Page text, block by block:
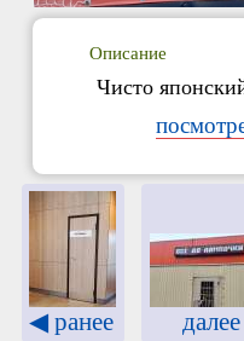
Описание
Чисто
◀ ранее